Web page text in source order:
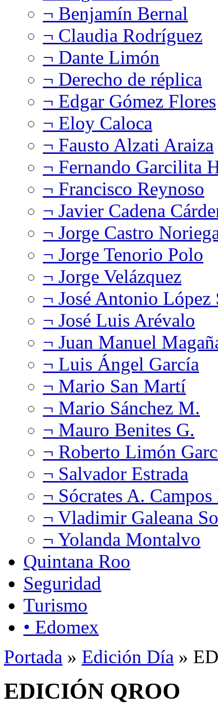
¬ Benjamín Bernal
¬ Claudia Rodríguez
¬ Dante Limón
¬ Derecho de réplica
¬ Edgar Gómez Flores
¬ Eloy Caloca
¬ Fausto Alzati Araiza
¬ Fernando Garcilita
¬ Francisco Reynoso
¬ Javier Cadena
¬ Jorge Castro
¬ Jorge Tenorio Polo
¬ Jorge Velázquez
¬ José Antonio López
¬ José Luis Arévalo
¬ Juan Manuel
¬ Luis Ángel García
¬ Mario San Martí
¬ Mario Sánchez M.
¬ Mauro Benites G.
¬ Roberto Limón
¬ Salvador Estrada
¬ Sócrates A.
¬ Vladimir Galeana
¬ Yolanda Montalvo
Quintana Roo
Seguridad
Turismo
• Edomex
Portada » Edición Día »
EDICIÓN QROO